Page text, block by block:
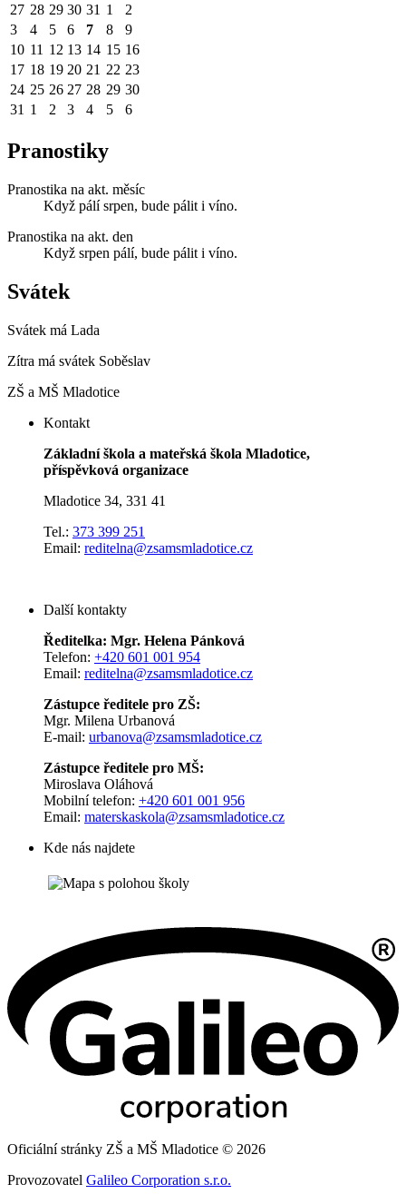
27 28 29 30 31 1
2
3
4 5 6 7 8
9
10 11 12 13 14 15 16
17 18 19 20 21 22 23
24 25 26 27 28 29 30
31 1 2 3 4 5 6
Pranostiky
Pranostika na akt. měsíc
Když pálí srpen, bude pálit i víno.
Pranostika na akt. den
Když srpen pálí, bude pálit i víno.
Svátek
Svátek má Lada
Zítra má svátek Soběslav
ZŠ a MŠ Mladotice
Kontakt
Základní škola a mateřská škola Mladotice,
příspěvková organizace
Mladotice 34, 331 41
Tel.: 373 399 251
Email: reditelna@zsamsmladotice.cz
Další kontakty
Ředitelka: Mgr. Helena Pánková
Telefon: +420 601 001 954
Email: reditelna@zsamsmladotice.cz
Zástupce ředitele pro ZŠ:
Mgr. Milena Urbanová
E-mail: urbanova@zsamsmladotice.cz
Zástupce ředitele pro MŠ:
Miroslava Oláhová
Mobilní telefon: +420 601 001 956
Email: materskaskola@zsamsmladotice.cz
Kde nás najdete
Oficiální stránky ZŠ a MŠ Mladotice © 2026
Provozovatel Galileo Corporation s.r.o.